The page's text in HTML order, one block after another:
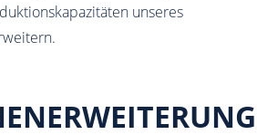
unseres